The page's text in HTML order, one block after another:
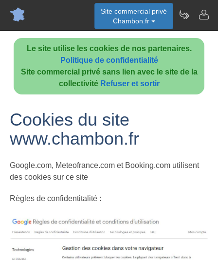
Le site utilise les cookies de nos partenaires.
Politique de confidentialité
Site commercial privé sans lien avec le site de la
collectivité Refuser et sortir
Site commercial privé
Chambon.fr
Cookies du site
www.chambon.fr
Google.com, Meteofrance.com et Booking.com utilisent
des cookies sur ce site
Règles de confidentitalité :